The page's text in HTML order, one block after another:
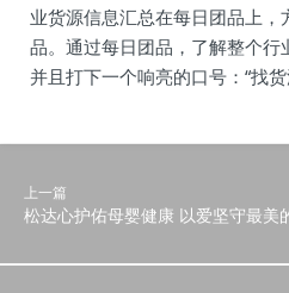
业货源信息汇总在每日团品上
品。通过每日团品，了解整个行
并且打下一个响亮的口号：“找
上一篇
松达心护佑母婴健康 以爱坚守最美